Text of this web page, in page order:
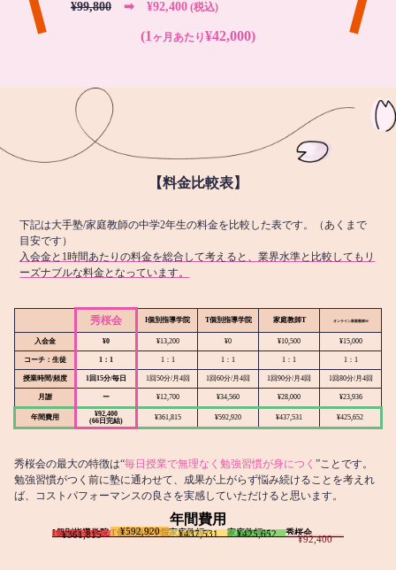
¥99,800 ➡︎ ¥92,400 (税込)
(1 ヶ月あたり¥42,000)
【料金比較表】
下記は大手塾/家庭教師の中学2年生の料金を比較した表です。（あくまで
目安です）
入会金と1時間あたりの料金を総合して考えると、業界水準と比較してもリ
ーズナブルな料金となっています。
秀桜会 I個別指導学院 T個別指導学院 家庭教師T オンライン家庭教師M
入会金 ¥0 ¥13,200 ¥0 ¥10,500 ¥15,000
コーチ：生徒 1：1 1：1 1：1 1：1 1：1
授業時間/頻度 1回15分/毎日 1回50分/月4回 1回60分/月4回 1回90分/月4回 1回80分/月4回
月謝 ー ¥12,700 ¥34,560 ¥28,000 ¥23,936
年間費用
¥92,400
(66日完結)
¥361,815 ¥592,920 ¥437,531 ¥425,652
秀桜会の最大の特徴は“毎日授業で無理なく勉強習慣が身につく ”ことです。
勉強習慣がつく前に塾に通わせて、成果が上がらず悩み続けることを考えれ
ば、コストパフォーマンスの良さを実感していただけると思います。
年間費用
I個別指導学院
¥361,815 T個別指導学院
¥592,920 家庭教師T
¥437,531 家庭教師M
¥425,652 秀桜会
¥92,400